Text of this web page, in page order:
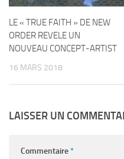
LE « TRUE FAITH » DE NEW
ORDER REVELE UN
NOUVEAU CONCEPT-ARTIST
16 MARS 2018
LAISSER UN
Commentaire*